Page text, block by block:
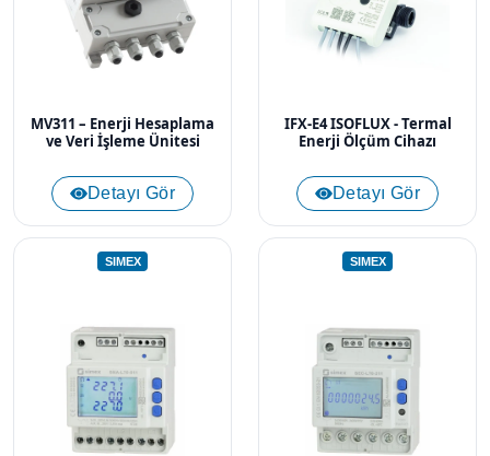
MV311 – Enerji Hesaplama
ve Veri İşleme Ünitesi
Detayı Gör
IFX-E4 ISOFLUX - Termal
Enerji Ölçüm Cihazı
Detayı Gör
SIMEX SIMEX